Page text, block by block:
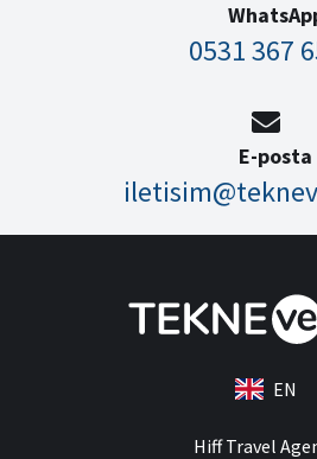
0531 367
E-posta
EN
Hiff Travel